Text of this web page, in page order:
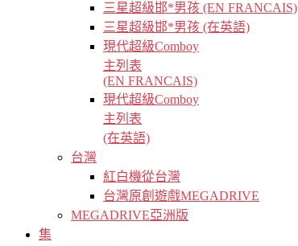
三星超級邯*男孩 (EN FRANCAIS)
三星超級邯*男孩 (在英語)
現代超級Comboy
主列表
(EN FRANCAIS)
現代超級Comboy
主列表
(在英語)
台灣
紅白機從台灣
台灣原創遊戲MEGADRIVE
MEGADRIVE亞洲版
集